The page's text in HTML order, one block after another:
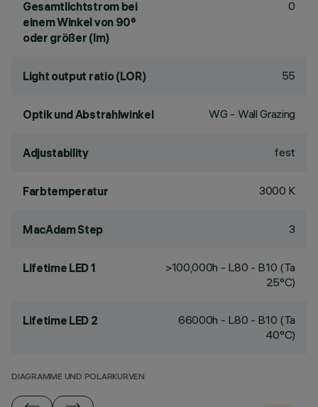
Gesamtlichtstrom bei
einem Winkel von 90°
oder größer (lm)
0
Light output ratio (LOR) 55
Optik und Abstrahlwinkel WG - Wall Grazing
Adjustability fest
Farbtemperatur 3000 K
MacAdam Step 3
Lifetime LED 1
>100,000h - L80 - B10 (Ta
25°C)
Lifetime LED 2
66000h - L80 - B10 (Ta
40°C)
DIAGRAMME UND POLARKURVEN